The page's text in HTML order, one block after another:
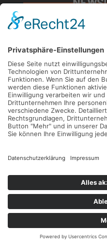
Eine Abmeldung ist jederzeit möglich.